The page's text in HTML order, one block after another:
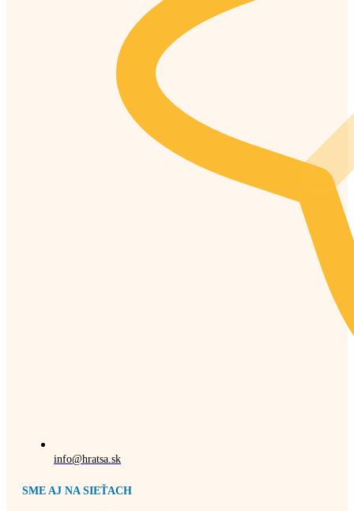
info@hratsa.sk
SME AJ NA SIEŤACH